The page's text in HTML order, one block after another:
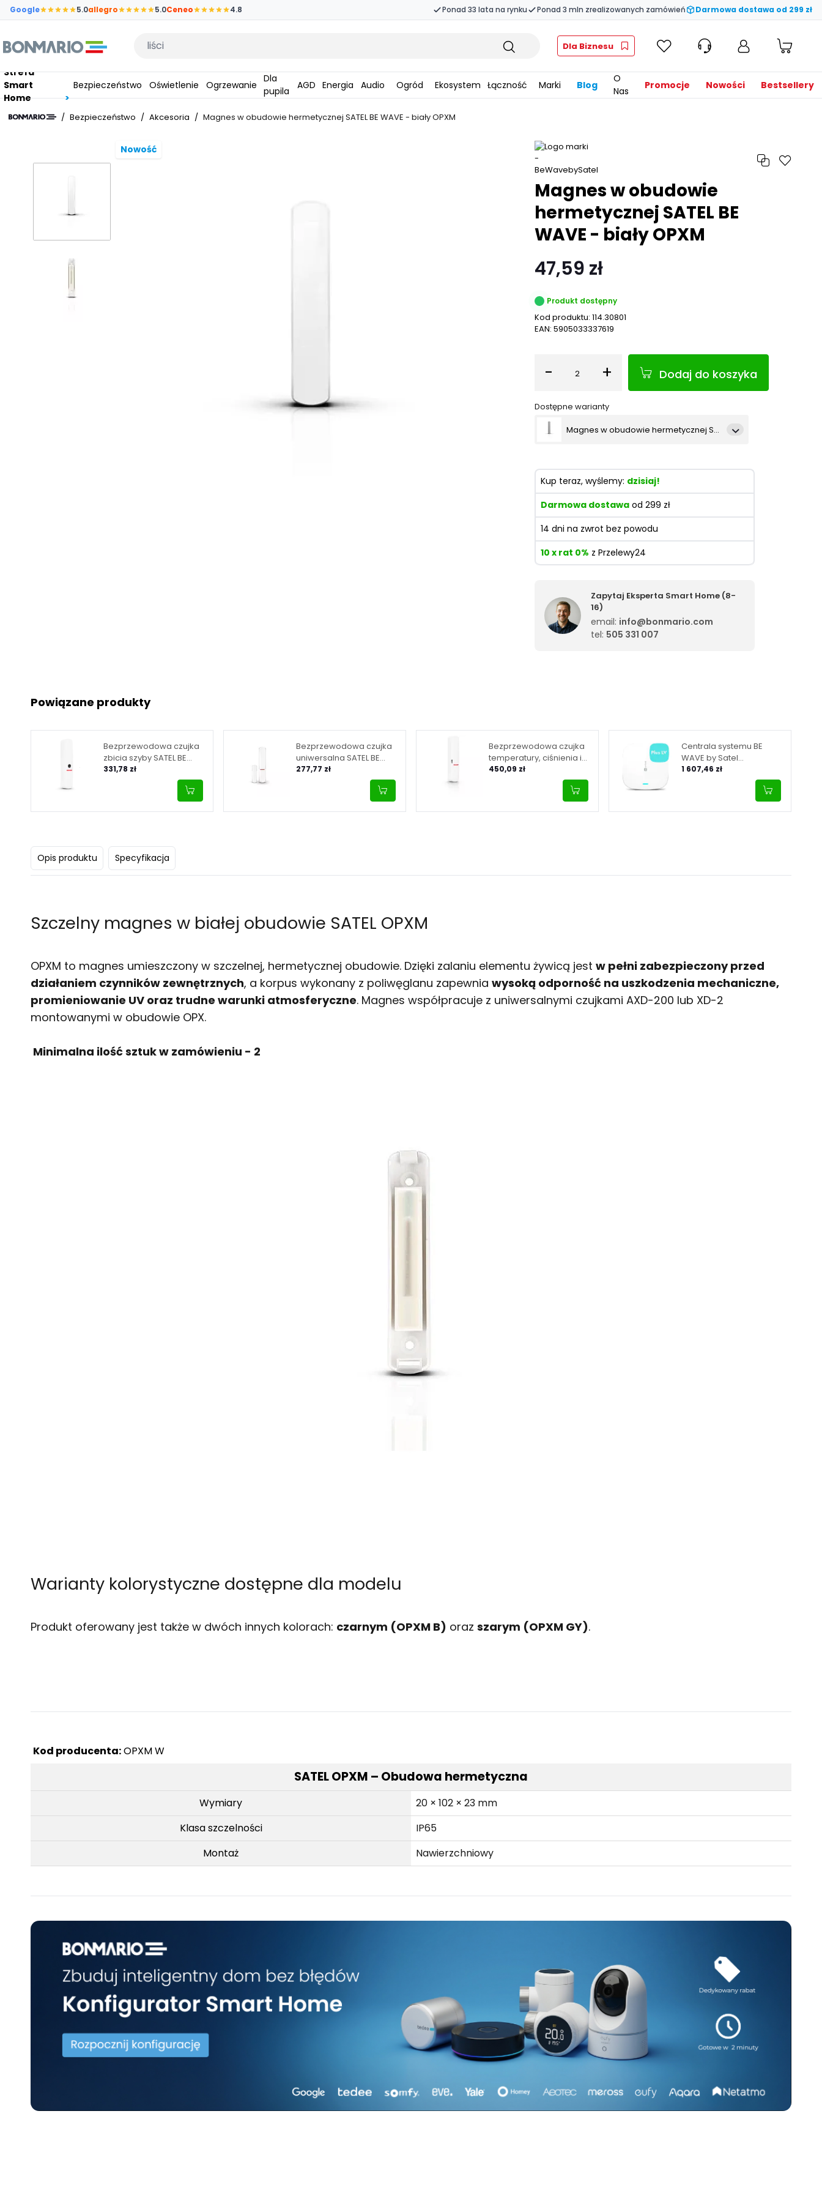
Przejdź do głównej zawartości strony
Google 5.0allegro 5.0Ceneo 4.8 Ponad 33 lata na rynku Ponad 3 mln zrealizowanych zamówień Darmowa dostawa od 299 zł
Wpisz czego szukasz Dla Biznesu
Strefa
Smart
Home
Bezpieczeństwo Oświetlenie Ogrzewanie
Dla
pupila
AGD Energia Audio Ogród Ekosystem Łączność Marki Blog
O
Nas
Promocje Nowości Bestsellery
/ Bezpieczeństwo / Akcesoria / Magnes w obudowie hermetycznej SATEL BE WAVE - biały OPXM
Powiązane produkty
Bezprzewodowa czujka
zbicia szyby SATEL BE
WAVE - biała Glass Break
Detector AGD-200 ABAX2
331,78 zł
Bezprzewodowa czujka
uniwersalna SATEL BE
WAVE - biały Multipurpose
277,77 zł
Bezprzewodowa czujka
temperatury, ciśnienia i
wilgotności SATEL BE
WAVE - biała Multi Sensor
450,09 zł
Centrala systemu BE
WAVE by Satel
(wbudowany moduł GSM,
zasilanie 9-28 V DC)
1 607,46 zł
Opis produktu Specyfikacja
Szczelny magnes w białej obudowie SATEL OPXM
OPXM to magnes umieszczony w szczelnej, hermetycznej obudowie. Dzięki zalaniu elementu żywicą jest w pełni zabezpieczony przed
działaniem czynników zewnętrznych, a korpus wykonany z poliwęglanu zapewnia wysoką odporność na uszkodzenia mechaniczne,
promieniowanie UV oraz trudne warunki atmosferyczne. Magnes współpracuje z uniwersalnymi czujkami AXD-200 lub XD-2
montowanymi w obudowie OPX.
Minimalna ilość sztuk w zamówieniu - 2
Warianty kolorystyczne dostępne dla modelu
Produkt oferowany jest także w dwóch innych kolorach: czarnym (OPXM B) oraz szarym (OPXM GY).
Kod producenta:OPXM W
SATEL OPXM – Obudowa hermetyczna
Wymiary
20 × 102 × 23 mm
Klasa szczelności
IP65
Montaż
Nawierzchniowy
Magnes w obudowie
hermetycznej SATEL BE
WAVE - biały OPXM
47,59 zł
Produkt dostępny
Kod produktu: 114.30801
EAN: 5905033337619
- Ilość + Dodaj do koszyka
Dostępne warianty
Magnes w obudowie hermetycznej SATEL BE WAVE - szary OPXM GY
Kup teraz, wyślemy: dzisiaj!
Darmowa dostawa od 299 zł
14 dni na zwrot bez powodu
10 x rat 0% z Przelewy24
Zapytaj Eksperta Smart Home (8-
16)
email: info@bonmario.com
tel: 505 331 007
Nowość